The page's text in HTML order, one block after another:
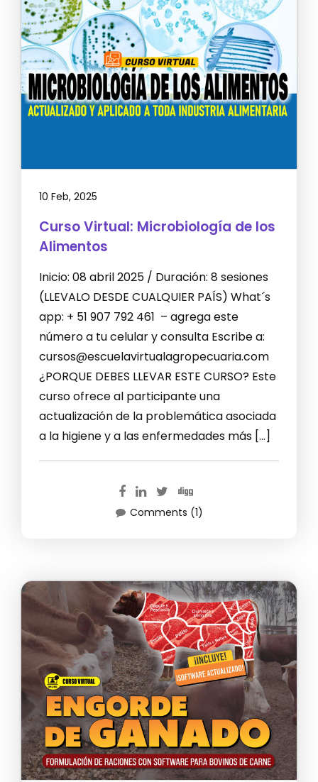
10 Feb, 2025
Curso Virtual: Microbiología de los
Alimentos
Inicio: 08 abril 2025 / Duración: 8 sesiones
(LLEVALO DESDE CUALQUIER PAÍS) What´s
app: + 51 907 792 461 – agrega este
número a tu celular y consulta Escribe a:
cursos@escuelavirtualagropecuaria.com
¿PORQUE DEBES LLEVAR ESTE CURSO? Este
curso ofrece al participante una
actualización de la problemática asociada
a la higiene y a las enfermedades más […]
Comments (1)